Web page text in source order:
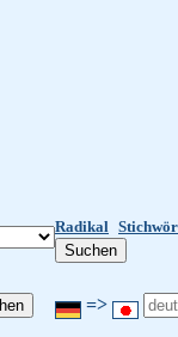
Radikal
=>